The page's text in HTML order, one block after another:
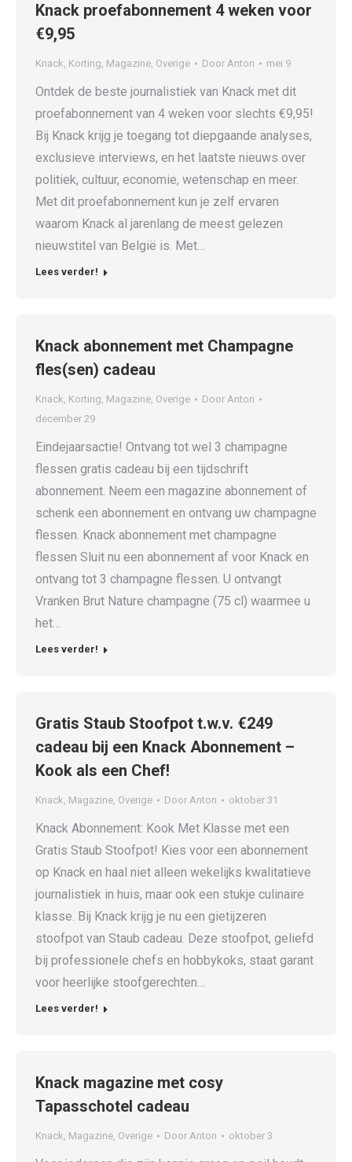
Knack proefabonnement 4 weken voor
€9,95
Knack, Korting, Magazine, Overige Door Anton mei 9
Ontdek de beste journalistiek van Knack met dit
proefabonnement van 4 weken voor slechts €9,95!
Bij Knack krijg je toegang tot diepgaande analyses,
exclusieve interviews, en het laatste nieuws over
politiek, cultuur, economie, wetenschap en meer.
Met dit proefabonnement kun je zelf ervaren
waarom Knack al jarenlang de meest gelezen
nieuwstitel van België is. Met…
Lees verder!
Knack abonnement met Champagne
fles(sen) cadeau
Knack, Korting, Magazine, Overige Door Anton
december 29
Eindejaarsactie! Ontvang tot wel 3 champagne
flessen gratis cadeau bij een tijdschrift
abonnement. Neem een magazine abonnement of
schenk een abonnement en ontvang uw champagne
flessen. Knack abonnement met champagne
flessen Sluit nu een abonnement af voor Knack en
ontvang tot 3 champagne flessen. U ontvangt
Vranken Brut Nature champagne (75 cl) waarmee u
het…
Lees verder!
Gratis Staub Stoofpot t.w.v. €249
cadeau bij een Knack Abonnement –
Kook als een Chef!
Knack, Magazine, Overige Door Anton oktober 31
Knack Abonnement: Kook Met Klasse met een
Gratis Staub Stoofpot! Kies voor een abonnement
op Knack en haal niet alleen wekelijks kwalitatieve
journalistiek in huis, maar ook een stukje culinaire
klasse. Bij Knack krijg je nu een gietijzeren
stoofpot van Staub cadeau. Deze stoofpot, geliefd
bij professionele chefs en hobbykoks, staat garant
voor heerlijke stoofgerechten…
Lees verder!
Knack magazine met cosy
Tapasschotel cadeau
Knack, Magazine, Overige Door Anton oktober 3